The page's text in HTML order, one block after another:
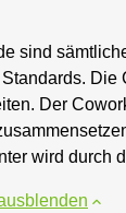
sind
Die
Der
wird durch